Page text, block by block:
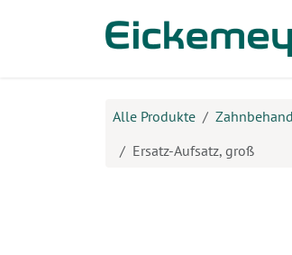
Alle Produkte
Ersatz-Aufsatz, groß